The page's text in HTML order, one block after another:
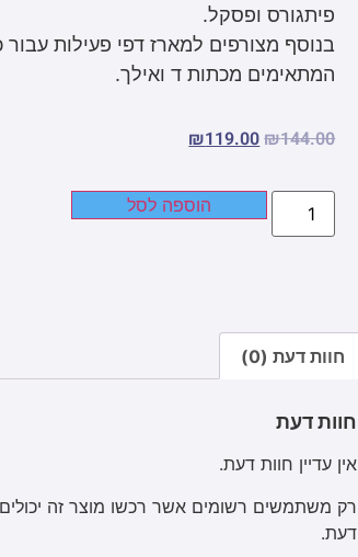
פיתגורס ופסקל.
בנוסף מצורפים למארז דפי פעילות
המתאימים מכתות ד ואילך.
₪144.00
₪119.00
הוספה לסל
חוות דעת (0)
חוות דעת
אין עדיין חוות דעת.
רק משתמשים רשומים אשר רכשו מוצר זה
דעת.